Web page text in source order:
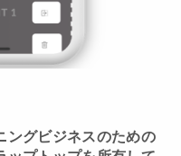
ングビジネスのための